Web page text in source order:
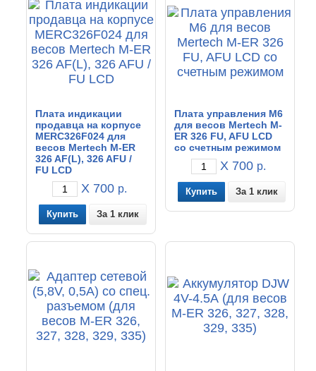
Плата индикации
продавца на корпусе
MERC326F024 для
весов Mertech M-ER
326 AF(L), 326 AFU /
FU LCD
X 700 р.
За 1 клик
Плата управления M6
для весов Mertech M-
ER 326 FU, AFU LCD
со счетным режимом
X 700 р.
За 1 клик